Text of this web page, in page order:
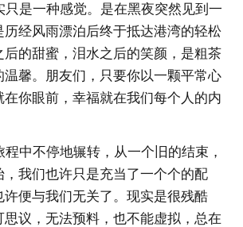
只是一种感觉。是在黑夜突然见到一
历经风雨漂泊后终于抵达港湾的轻松
后的甜蜜，泪水之后的笑颜，是粗茶
温馨。朋友们，只要你以一颗平常心
你眼前，幸福就在我们每个人的内
程中不停地辗转，从一个旧的结束，
，我们也许只是充当了一个个的配
许便与我们无关了。现实是很残酷
思议，无法预料，也不能虚拟，总在